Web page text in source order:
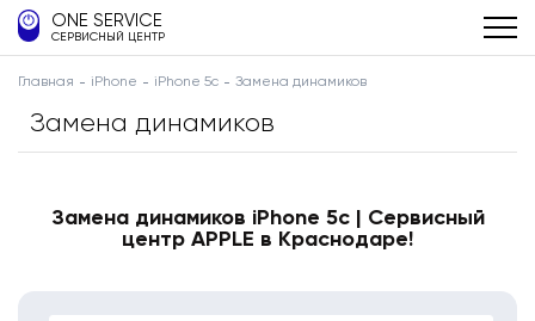
ONE SERVICE
СЕРВИСНЫЙ ЦЕНТР
Главная iPhone iPhone 5c Замена динамиков
Замена динамиков
Замена динамиков iPhone 5c | Сервисный
центр APPLE в Краснодаре!